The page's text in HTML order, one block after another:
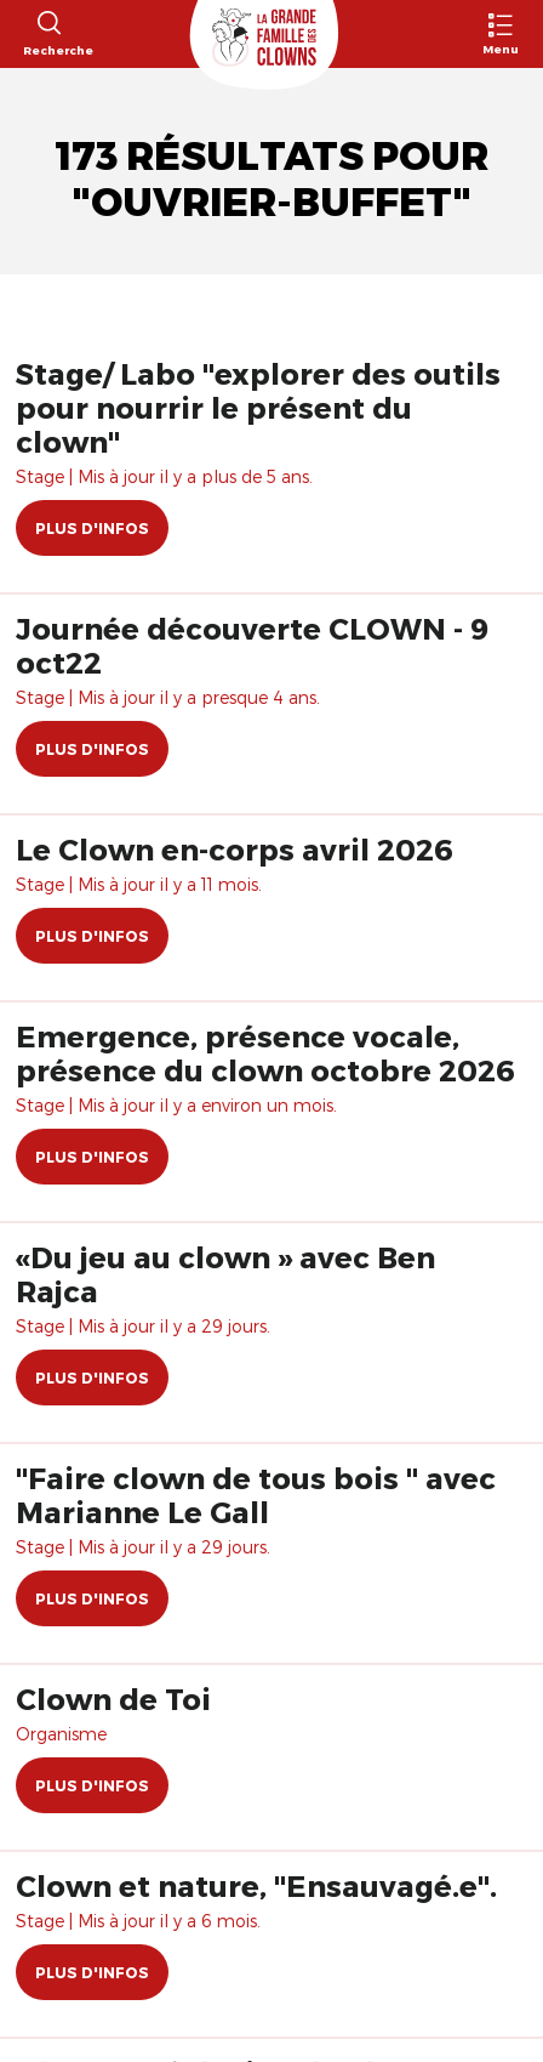
Recherche Menu
173 RÉSULTATS POUR
"OUVRIER-BUFFET"
Stage/ Labo "explorer des outils
pour nourrir le présent du
clown"
Stage | Mis à jour il y a plus de 5 ans.
PLUS D'INFOS
Journée découverte CLOWN - 9
oct22
Stage | Mis à jour il y a presque 4 ans.
PLUS D'INFOS
Le Clown en-corps avril 2026
Stage | Mis à jour il y a 11 mois.
PLUS D'INFOS
Emergence, présence vocale,
présence du clown octobre 2026
Stage | Mis à jour il y a environ un mois.
PLUS D'INFOS
«Du jeu au clown » avec Ben
Rajca
Stage | Mis à jour il y a 29 jours.
PLUS D'INFOS
"Faire clown de tous bois " avec
Marianne Le Gall
Stage | Mis à jour il y a 29 jours.
PLUS D'INFOS
Clown de Toi
Organisme
PLUS D'INFOS
Clown et nature, "Ensauvagé.e".
Stage | Mis à jour il y a 6 mois.
PLUS D'INFOS